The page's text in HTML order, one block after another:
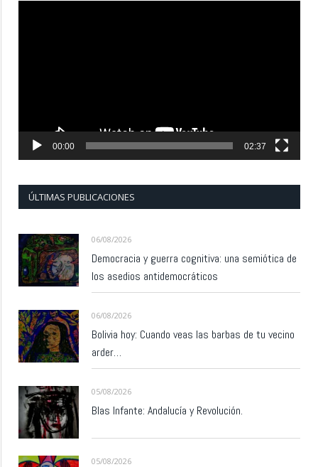
00:00 02:37
ÚLTIMAS PUBLICACIONES
06/08/2026
Democracia y guerra cognitiva: una semiótica de
los asedios antidemocráticos
06/08/2026
Bolivia hoy: Cuando veas las barbas de tu vecino
arder…
05/08/2026
Blas Infante: Andalucía y Revolución.
05/08/2026